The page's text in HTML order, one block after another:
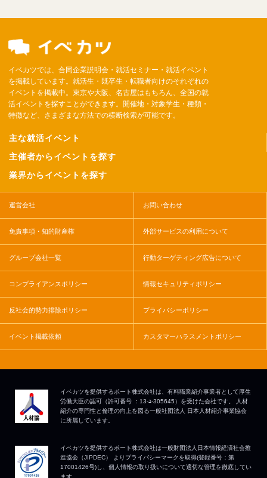
イベカツでは、合同企業説明会・就活セミナー・就活イベント
を掲載しています。就活生・既卒生・転職者向けのそれぞれの
イベントを掲載中。東京や大阪、名古屋はもちろん、全国の就
活イベントを探すことができます。開催地・対象学生・種類・
特徴など、さまざまな方法での横断検索が可能です。
主な就活イベント
主催者からイベントを探す
業界からイベントを探す
運営会社 お問い合わせ
免責事項・知的財産権 外部サービスの利用について
グループ会社一覧 行動ターゲティング広告について
コンプライアンスポリシー 情報セキュリティポリシー
反社会的勢力排除ポリシー プライバシーポリシー
イベント掲載依頼 カスタマーハラスメントポリシー